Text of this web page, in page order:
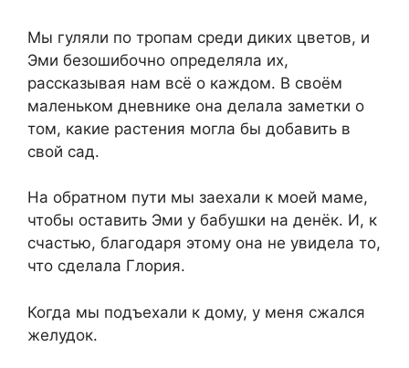
Мы гуляли по тропам среди диких цветов, и
Эми безошибочно определяла их,
рассказывая нам всё о каждом. В своём
маленьком дневнике она делала заметки о
том, какие растения могла бы добавить в
свой сад.
На обратном пути мы заехали к моей маме,
чтобы оставить Эми у бабушки на денёк. И, к
счастью, благодаря этому она не увидела то,
что сделала Глория.
Когда мы подъехали к дому, у меня сжался
желудок.